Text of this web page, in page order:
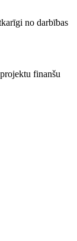
no darbības
finanšu